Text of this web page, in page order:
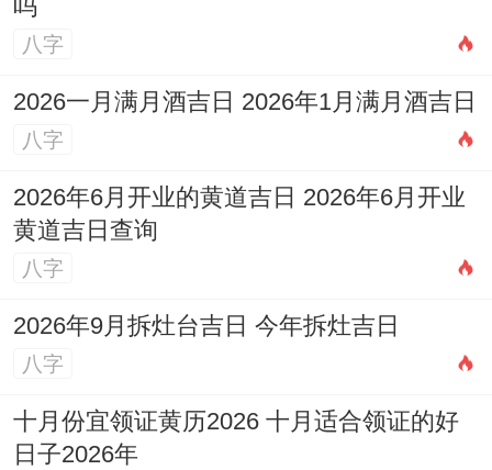
吗
八字
2026一月满月酒吉日 2026年1月满月酒吉日
八字
2026年6月开业的黄道吉日 2026年6月开业
黄道吉日查询
八字
2026年9月拆灶台吉日 今年拆灶吉日
八字
十月份宜领证黄历2026 十月适合领证的好
日子2026年